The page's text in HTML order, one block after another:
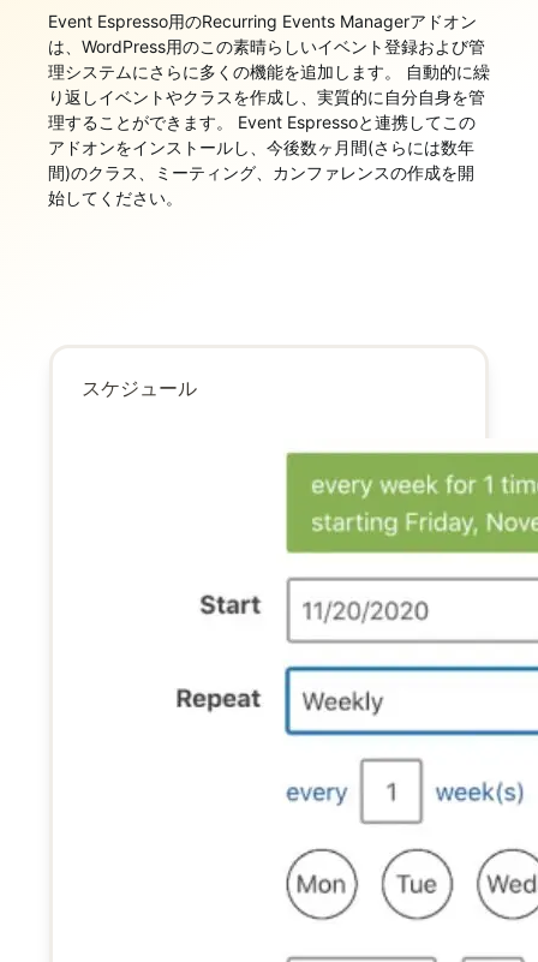
Event Espresso用のRecurring Events Managerアドオン
は、WordPress用のこの素晴らしいイベント登録および管
理システムにさらに多くの機能を追加します。 自動的に繰
り返しイベントやクラスを作成し、実質的に自分自身を管
理することができます。 Event Espressoと連携してこの
アドオンをインストールし、今後数ヶ月間(さらには数年
間)のクラス、ミーティング、カンファレンスの作成を開
始してください。
スケジュール